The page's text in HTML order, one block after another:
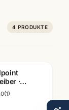
4 PRODUKTE
·
Motive ·
(1)